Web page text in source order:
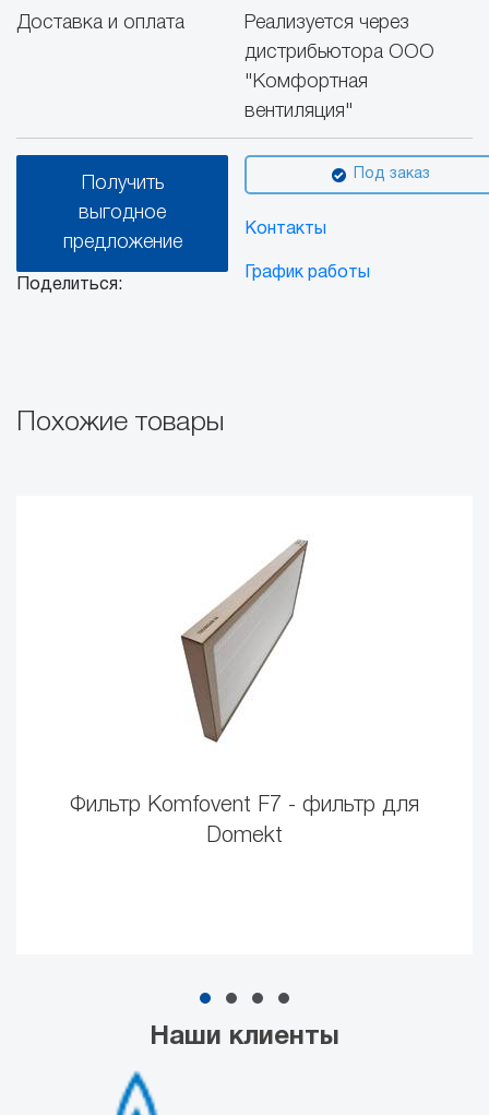
Доставка и оплата
Реализуется через
дистрибьютора ООО
"Комфортная
вентиляция"
Получить
выгодное
предложение
Поделиться:
Под заказ
Контакты
График работы
Похожие товары
Фильтр Komfovent F7 - фильтр для
Domekt
Наши клиенты